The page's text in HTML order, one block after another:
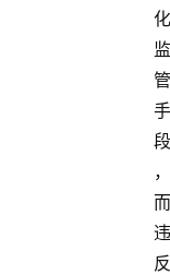
化
监
管
手
段
，
而
违
反